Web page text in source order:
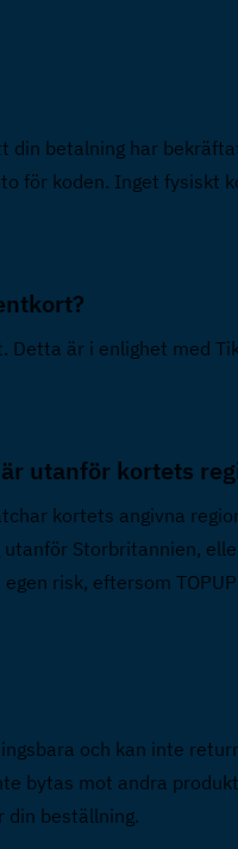
din betalning har
för koden. Inget fysiskt
är i enlighet med
utanför kortets
kortets angivna
Storbritannien,
risk, eftersom
och kan inte
bytas mot andra
din beställning.